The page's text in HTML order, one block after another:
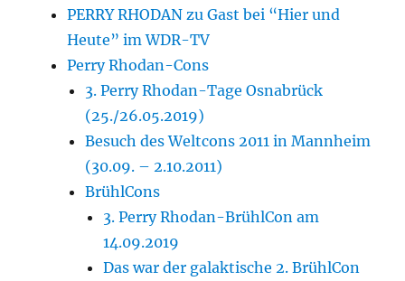
PERRY RHODAN zu Gast bei “Hier und
Heute” im WDR-TV
Perry Rhodan-Cons
3. Perry Rhodan-Tage Osnabrück
(25./26.05.2019)
Besuch des Weltcons 2011 in Mannheim
(30.09. – 2.10.2011)
BrühlCons
3. Perry Rhodan-BrühlCon am
14.09.2019
Das war der galaktische 2. BrühlCon